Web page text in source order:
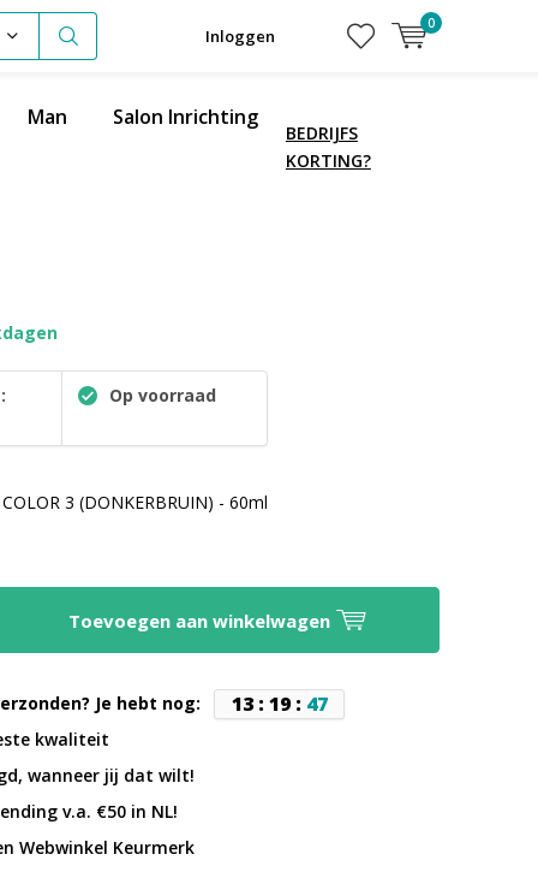
Inloggen
0
Man Salon Inrichting
BEDRIJFS
KORTING?
Op voorraad
3 (DONKERBRUIN) - 60ml
Toevoegen aan winkelwagen
Je hebt nog: 13: 19: 47
kwaliteit
wanneer jij dat wilt!
v.a. €50 in NL!
Webwinkel Keurmerk